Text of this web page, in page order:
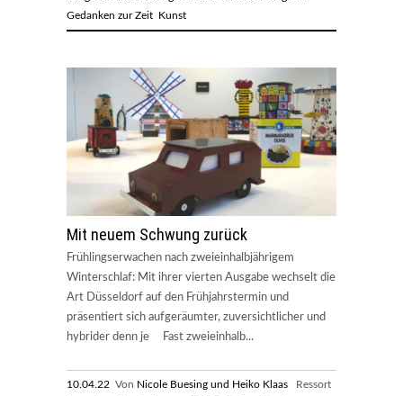
Gedanken zur Zeit Kunst
Mit neuem Schwung zurück
Frühlingserwachen nach zweieinhalbjährigem
Winterschlaf: Mit ihrer vierten Ausgabe wechselt die
Art Düsseldorf auf den Frühjahrstermin und
präsentiert sich aufgeräumter, zuversichtlicher und
hybrider denn je Fast zweieinhalb...
10.04.22 Von Nicole Buesing und Heiko Klaas Ressort